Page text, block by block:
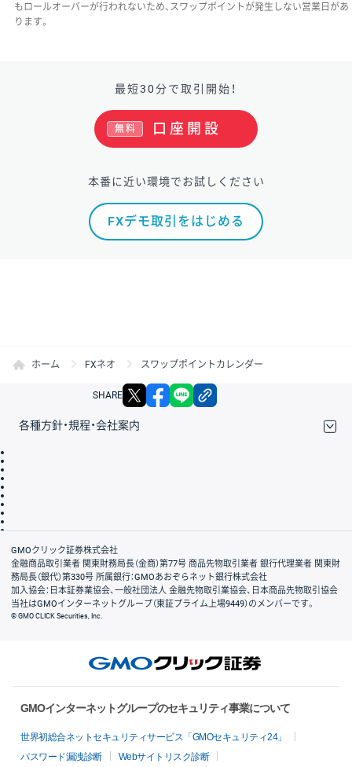
もロールオーバーが行われないため、スワップポイントが発生しない営業日があ
ります。
最短30分で取引開始！
口座開設
無料
本番に近い環境でお試しください
FXデモ取引をはじめる
ホーム FXネオ スワップポイントカレンダー
SHARE X facebook
各種方針・規程・会社案内
会社案内
GMOクリック証券株式会社
金融商品取引業者 関東財務局長（金商）第77号 商品先物取引業者 銀行代理業者 関東財
務局長（銀代）第330号 所属銀行：GMOあおぞらネット銀行株式会社
加入協会：日本証券業協会、一般社団法人 金融先物取引業協会、日本商品先物取引協会
当社はGMOインターネットグループ（東証プライム上場9449）のメンバーです。
© GMO CLICK Securities, Inc.
GMOインターネットグループのセキュリティ事業について
世界初総合ネットセキュリティサービス「GMOセキュリティ24」
パスワード漏洩診断
Webサイトリスク診断